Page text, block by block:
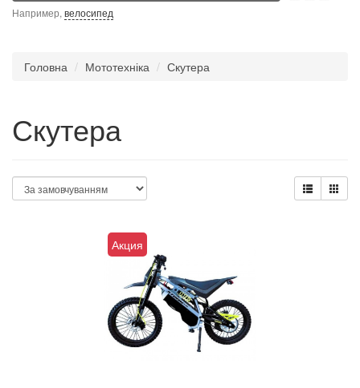
Например, велосипед
Головна Мототехніка Скутера
Скутера
Акция